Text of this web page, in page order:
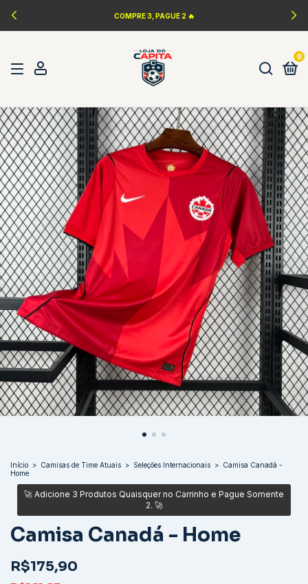
COMPRE 3, PAGUE 2 🔥
0
Início > Camisas de Time Atuais > Seleções Internacionais > Camisa Canadá -
Home
Camisa Canadá - Home
R$175,90